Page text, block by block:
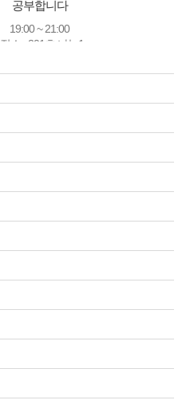
공부합니다
19:00 ~ 21:00
장소 : 201호 나눔1